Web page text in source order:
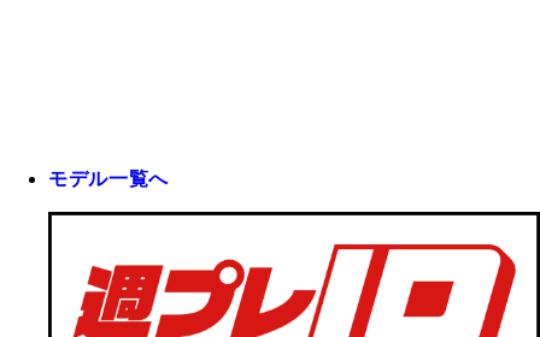
モデル一覧へ